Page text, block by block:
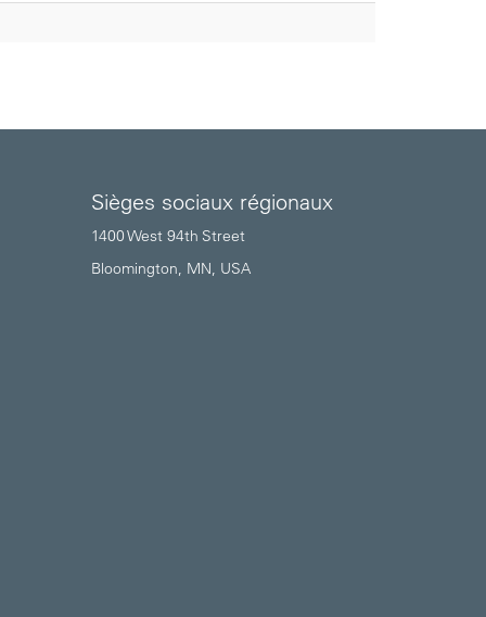
Sièges sociaux régionaux
1400 West 94th Street
Bloomington, MN, USA